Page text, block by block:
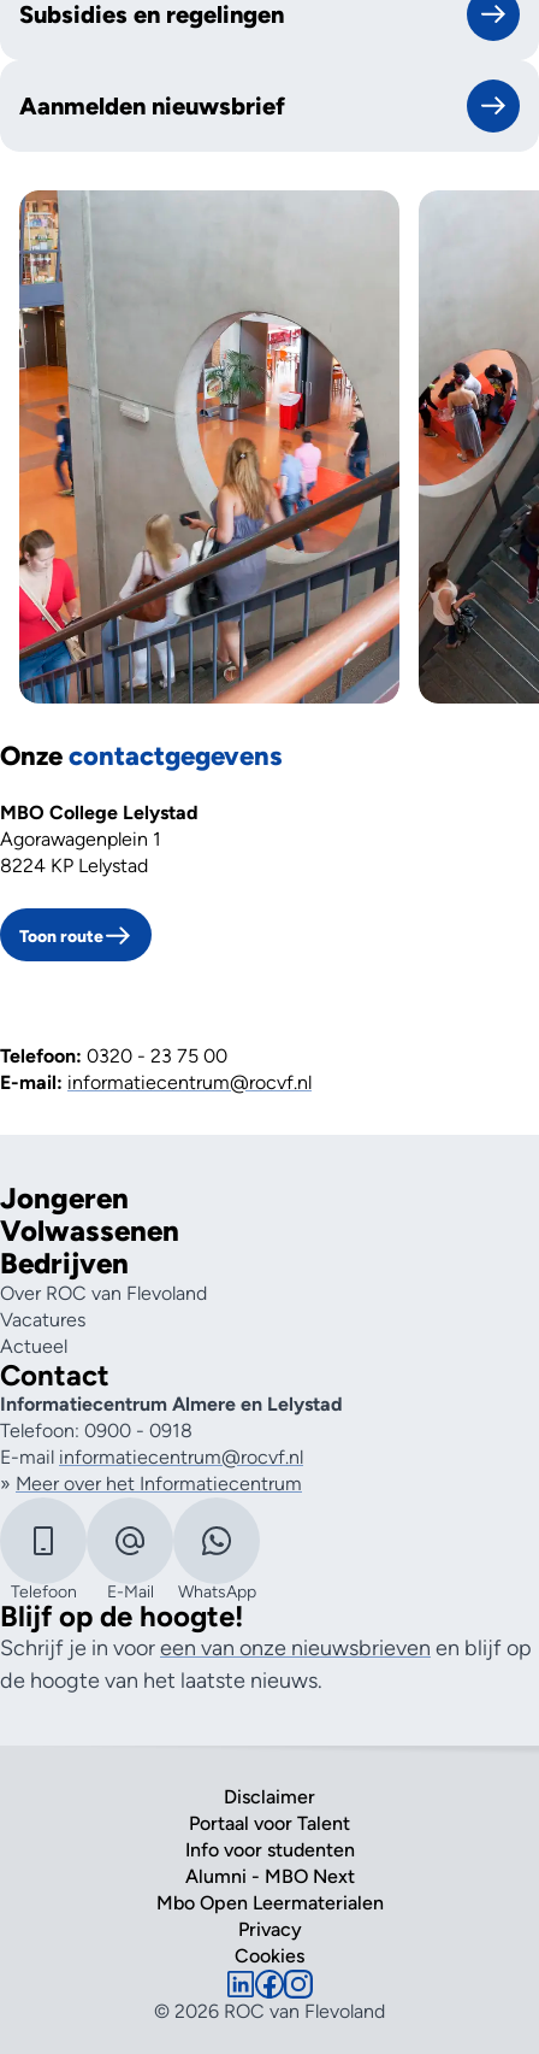
Subsidies en regelingen
Aanmelden nieuwsbrief
Onzecontactgegevens
MBO College Lelystad
Agorawagenplein 1
8224 KP Lelystad
Toon route
Telefoon: 0320 - 23 75 00
E-mail: informatiecentrum@rocvf.nl
Jongeren
Volwassenen
Bedrijven
Over ROC van Flevoland
Vacatures
Actueel
Contact
Informatiecentrum Almere en Lelystad
Telefoon: 0900 - 0918
E-mail informatiecentrum@rocvf.nl
» Meer over het Informatiecentrum
Telefoon E-Mail WhatsApp
Blijf op de hoogte!
Schrijf je in vooreen van onze nieuwsbrieven en blijf op
de hoogte van het laatste nieuws.
Disclaimer
Portaal voor Talent
Info voor studenten
Alumni - MBO Next
Mbo Open Leermaterialen
Privacy
Cookies
© 2026 ROC van Flevoland